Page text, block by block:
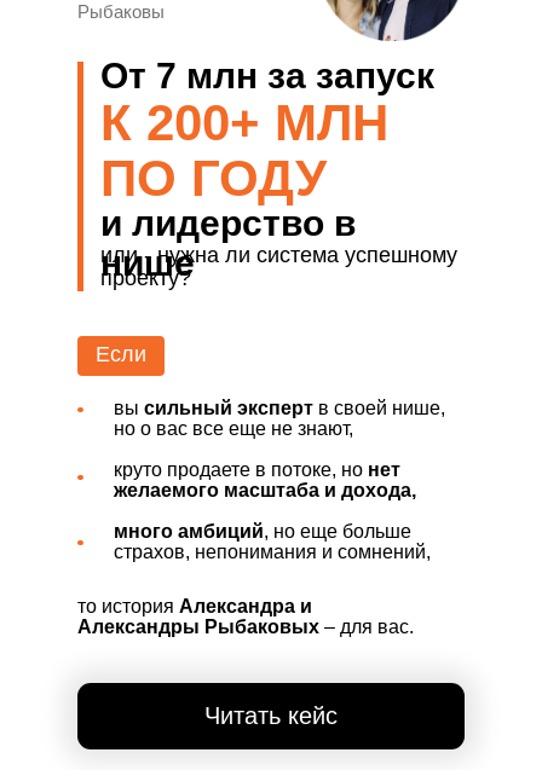
или - нужна ли система успешному
проекту?
Рыбаковы
Если
то история Александра и
Александры Рыбаковых – для вас.
Читать кейс
К 200+ МЛН
ПО ГОДУ
От 7 млн за запуск
и лидерство в
нише
вы сильный эксперт в своей нише,
но о вас все еще не знают,
круто продаете в потоке, но нет
желаемого масштаба и дохода,
много амбиций, но еще больше
страхов, непонимания и сомнений,